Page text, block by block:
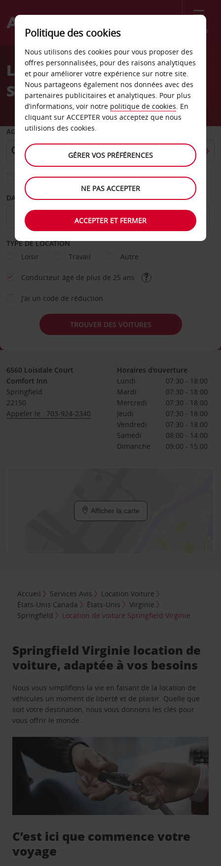
Menu
Welcome
AvisLocation de voiture
Springfield Virginie
AGENCE DE DÉPART
Sélectionnez une autre agence de retour
DATE DE DÉPART DATE DE RETOUR
TYPE DE LOCATION
Loisir
Travail Autre
Conducteur âgé de plus de 25 ans
J’ai un code de réduction
TROUVER DES VOITURES
6560 Loisdale Court
Comfort Inn
Springfield
22150
Appeler le : 703-924-2340
Horaires d'ouverture
Lundi
07:30 - 18:00
Mardi
07:30 - 18:00
Mercredi
07:30 - 18:00
Jeudi
07:30 - 18:00
Vendredi
07:30 - 18:00
Samedi
08:00 - 14:00
Dimanche
09:00 - 15:00
Afficher la carte
Accueil Services Avis
Location Voiture
États-Unis Canada
États-Unis
Virginie
Springfield
Location de voiture Springfield Virginie
Springfield Virginie location de
voiture, adaptée à vos besoins
Nous vous simplifions la vie en faisant de la location de
véhicules un moment de liberté et de plaisir. Quelle que
soit votre destination, nous vous donnons les clés pour
vous offrir le monde.
C’est ici que commence votre
voyage
Politique des cookies
Nous utilisons des cookies pour vous proposer des
offres personnalisées, pour des raisons analytiques
et pour améliorer votre expérience sur notre site.
Nous partageons également nos données avec des
partenaires publicitaires et analytiques. Pour plus
d’informations, voir notre politique de cookies. En
cliquant sur ACCEPTER vous acceptez que nous
utilisions des cookies.
GÉRER VOS PRÉFÉRENCES
NE PAS ACCEPTER
ACCEPTER ET FERMER